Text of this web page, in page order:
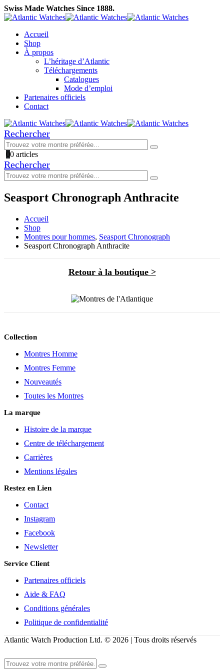
Swiss Made Watches Since 1888.
Accueil
Shop
À propos
L’héritage d’Atlantic
Téléchargements
Catalogues
Mode d’emploi
Partenaires officiels
Contact
Rechercher
00 articles
Rechercher
Seasport Chronograph Anthracite
Accueil
Shop
Montres pour hommes, Seasport Chronograph
Seasport Chronograph Anthracite
Retour à la boutique >
Collection
Montres Homme
Montres Femme
Nouveautés
Toutes les Montres
La marque
Histoire de la marque
Centre de téléchargement
Carrières
Mentions légales
Restez en Lien
Contact
Instagram
Facebook
Newsletter
Service Client
Partenaires officiels
Aide & FAQ
Conditions générales
Politique de confidentialité
Atlantic Watch Production Ltd. © 2026 | Tous droits réservés